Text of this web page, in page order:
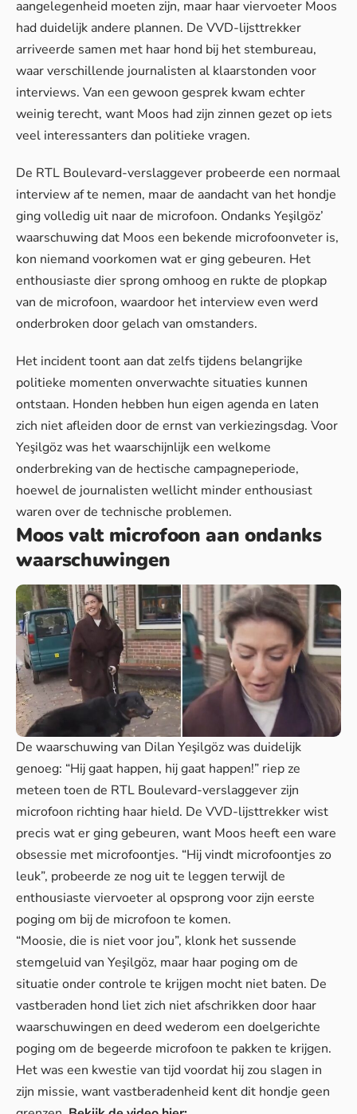
aangelegenheid moeten zijn, maar haar viervoeter Moos
had duidelijk andere plannen. De VVD-lijsttrekker
arriveerde samen met haar hond bij het stembureau,
waar verschillende journalisten al klaarstonden voor
interviews. Van een gewoon gesprek kwam echter
weinig terecht, want Moos had zijn zinnen gezet op iets
veel interessanters dan politieke vragen.
De RTL Boulevard-verslaggever probeerde een normaal
interview af te nemen, maarde aandacht van het hondje
ging volledig uit naar de microfoon. Ondanks Yeşilgöz’
waarschuwing dat Moos een bekende microfoonveter is,
kon niemand voorkomen wat er ging gebeuren. Het
enthousiaste dier sprong omhoog en rukte de plopkap
van de microfoon, waardoor het interview even werd
onderbroken door gelach van omstanders.
Het incident toont aan dat zelfs tijdens belangrijke
politieke momenten onverwachte situaties kunnen
ontstaan. Honden hebben hun eigen agendaen laten
zich niet afleiden door de ernst van verkiezingsdag. Voor
Yeşilgöz was het waarschijnlijk een welkome
onderbreking van de hectische campagneperiode,
hoewel de journalisten wellicht minder enthousiast
waren over de technische problemen.
Moos valt microfoon aan ondanks
waarschuwingen
De waarschuwing van Dilan Yeşilgöz was duidelijk
genoeg: “Hij gaat happen, hij gaat happen!” riep ze
meteen toen de RTL Boulevard-verslaggever zijn
microfoon richting haar hield. De VVD-lijsttrekker wist
precis wat er ging gebeuren, want Moos heeft een ware
obsessie met microfoontjes. “Hij vindt microfoontjes zo
leuk”, probeerde ze nog uit te leggen terwijlde
enthousiaste viervoeter al opsprong voor zijn eerste
poging om bij de microfoon te komen.
“Moosie, die is niet voor jou”, klonk het sussende
stemgeluid van Yeşilgöz, maar haar poging om de
situatie onder controle te krijgen mocht niet baten. De
vastberaden hond liet zich niet afschrikken door haar
waarschuwingen en deed wederom een doelgerichte
poging om de begeerde microfoon te pakken te krijgen.
Het was een kwestie van tijd voordat hij zou slagen in
zijn missie, wantvastberadenheid kent dit hondje geen